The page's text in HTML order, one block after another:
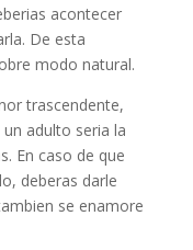
acontecer
De esta
modo natural.
trascendente,
adulto seri­a la
En caso de que
deberas darle
se enamore